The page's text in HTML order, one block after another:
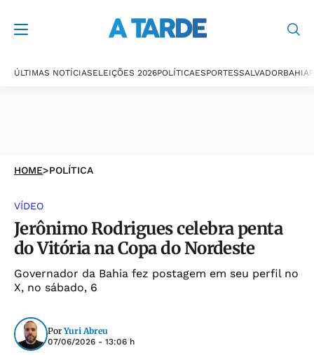
ÚLTIMAS NOTÍCIASELEIÇÕES 2026POLÍTICAESPORTESSALVADORBAHIA
HOME>POLÍTICA
VÍDEO
Jerônimo Rodrigues celebra penta
do Vitória na Copa do Nordeste
Governador da Bahia fez postagem em seu perfil no
X, no sábado, 6
Por Yuri Abreu
07/06/2026 - 13:06 h